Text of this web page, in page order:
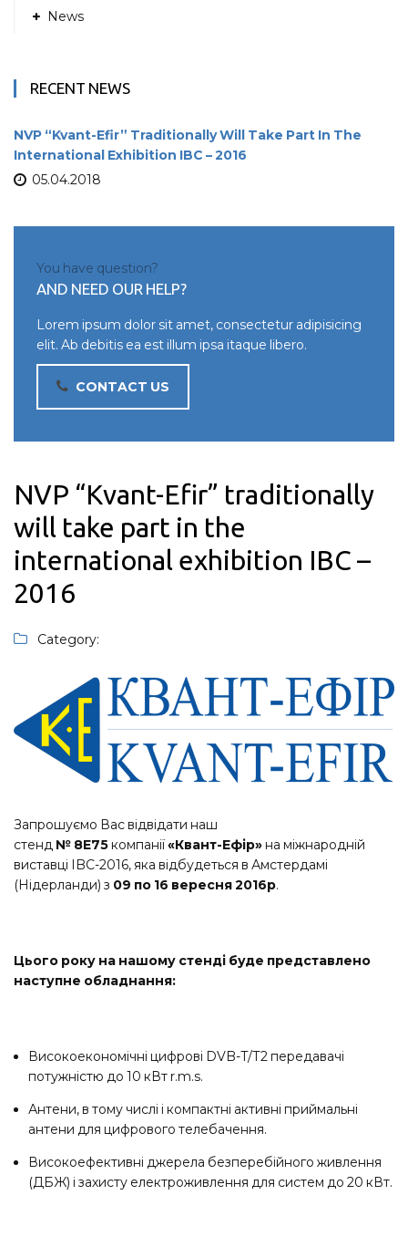
NVP “Kvant-Efir” traditionally
will take part in the
international exhibition IBC –
2016
Category:
Запрошуємо Вас відвідати наш
стенд № 8Е75 компанії«Квант-Ефір» на міжнародній
виставці IBC-2016, яка відбудеться в Амстердамі
(Нідерланди) з 09 по 16 вересня 2016р.
Цього року на нашому стенді буде представлено
наступне обладнання:
Високоекономічні цифрові DVB-T/Т2 передавачі
потужністю до 10 кВт r.m.s.
Антени, в тому числі і компактні активні приймальні
антени для цифрового телебачення.
Високоефективні джерела безперебійного живлення
(ДБЖ) і захисту електроживлення для систем до 20 кВт.
News
RECENT NEWS
NVP “Kvant-Efir” Traditionally Will Take Part In The
International Exhibition IBC – 2016
05.04.2018
You have question?
AND NEED OUR HELP?
Lorem ipsum dolor sit amet, consectetur adipisicing
elit. Ab debitis ea est illum ipsa itaque libero.
CONTACT US